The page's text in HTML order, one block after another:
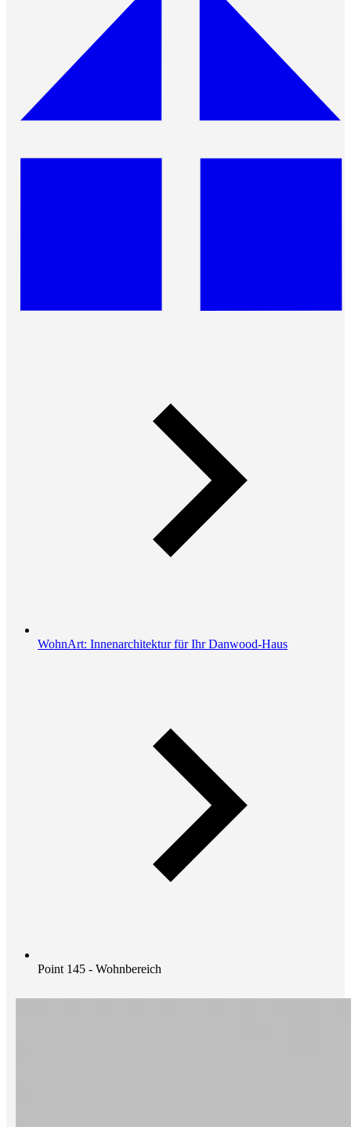
WohnArt: Innenarchitektur für Ihr Danwood-Haus
Point 145 - Wohnbereich